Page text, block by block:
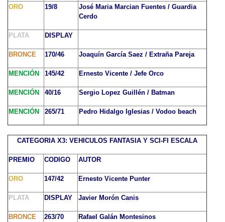
ORO 19/8
José Maria Marcian Fuentes / Guardia
Cerdo
PLATA DISPLAY
BRONCE 170/46 Joaquín García Saez / Extraña Pareja
MENCIÓN 145/42 Ernesto Vicente / Jefe Orco
MENCIÓN 40/16 Sergio Lopez Guillén / Batman
MENCIÓN 265/71 Pedro Hidalgo Iglesias / Vodoo beach
CATEGORIA X3: VEHICULOS FANTASIA Y SCI-FI ESCALA
PREMIO CODIGO AUTOR
ORO 147/42 Ernesto Vicente Punter
PLATA DISPLAY Javier Morón Canis
BRONCE 263/70 Rafael Galán Montesinos